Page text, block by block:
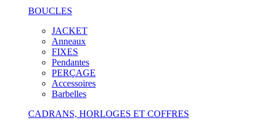
BOUCLES
JACKET
Anneaux
FIXES
Pendantes
PERÇAGE
Accessoires
Barbelles
CADRANS, HORLOGES ET COFFRES